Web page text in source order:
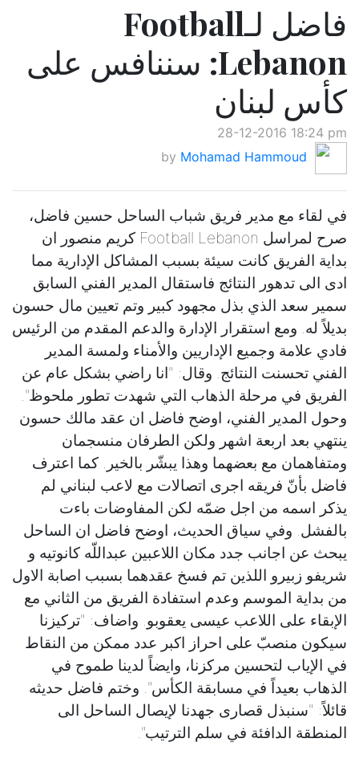
فاضل لـFootball
Lebanon: سننافس على
كأس لبنان
28-12-2016 18:24 pm
by Mohamad Hammoud
في لقاء مع مدير فريق شباب الساحل حسين فاضل،
صرح لمراسل Football Lebanon كريم منصور ان
بداية الفريق كانت سيئة بسبب المشاكل الإدارية مما
ادى الى تدهور النتائج فاستقال المدير الفني السابق
سمير سعد الذي بذل مجهود كبير وتم تعيين مال حسون
بديلاً له. ومع استقرار الإدارة والدعم المقدم من الرئيس
فادي علامة وجميع الإداريين والأمناء ولمسة المدير
الفني تحسنت النتائج. وقال: "انا راضي بشكل عام عن
الفريق في مرحلة الذهاب التي شهدت تطور ملحوظ".
وحول المدير الفني، اوضح فاضل ان عقد مالك حسون
ينتهي بعد اربعة اشهر ولكن الطرفان منسجمان
ومتفاهمان مع بعضهما وهذا يبشّر بالخير. كما اعترف
فاضل بأنّ فريقه اجرى اتصالات مع لاعب لبناني لم
يذكر اسمه من اجل ضمّه لكن المفاوضات باءت
بالفشل. وفي سياق الحديث، اوضح فاضل ان الساحل
يبحث عن اجانب جدد مكان اللاعبين عبداللّه كانوتيه و
شريفو زبيرو اللذين تم فسخ عقدهما بسبب اصابة الاول
من بداية الموسم وعدم استفادة الفريق من الثاني مع
الإبقاء على اللاعب عيسى يعقوبو. واضاف: "تركيزنا
سيكون منصبّ على احراز اكبر عدد ممكن من النقاط
في الإياب لتحسين مركزنا، وايضاً لدينا طموح في
الذهاب بعيداً في مسابقة الكأس". وختم فاضل حديثه
قائلاً: "سنبذل قصارى جهدنا لإيصال الساحل الى
المنطقة الدافئة في سلم الترتيب".